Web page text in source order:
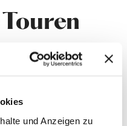
und Anzeigen zu